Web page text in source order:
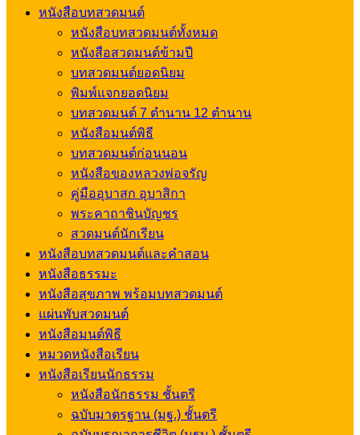
หนังสือบทสวดมนต์
หนังสือบทสวดมนต์ทั้งหมด
หนังสือสวดมนต์ข้ามปี
บทสวดมนต์ยอดนิยม
พิมพ์แจกยอดนิยม
บทสวดมนต์ 7 ตำนาน 12 ตำนาน
หนังสือมนต์พิธี
บทสวดมนต์ก่อนนอน
หนังสือของหลวงพ่อจรัญ
คู่มืออุบาสก อุบาสิกา
พระคาถาชินบัญชร
สวดมนต์นักเรียน
หนังสือบทสวดมนต์และคำสอน
หนังสือธรรมะ
หนังสือสุขภาพ พร้อมบทสวดมนต์
แผ่นพับสวดมนต์
หนังสือมนต์พิธี
หมวดหนังสือเรียน
หนังสือเรียนนักธรรม
หนังสือนักธรรม ชั้นตรี
ฉบับมาตรฐาน (มฐ.) ชั้นตรี